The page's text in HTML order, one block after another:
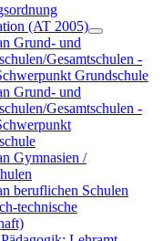
(AT 2005)
Grund- und
Gesamtschulen -
Grundschule
Grund- und
Gesamtschulen -
Gymnasien /
beruflichen Schulen
technische